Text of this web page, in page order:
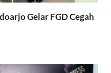
Gelar FGD Cegah